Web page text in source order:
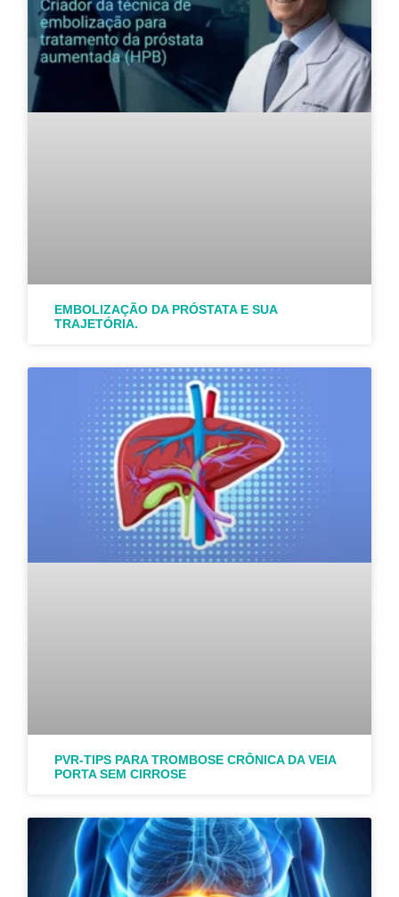
EMBOLIZAÇÃO DA PRÓSTATA E SUA
TRAJETÓRIA.
PVR-TIPS PARA TROMBOSE CRÔNICA DA VEIA
PORTA SEM CIRROSE